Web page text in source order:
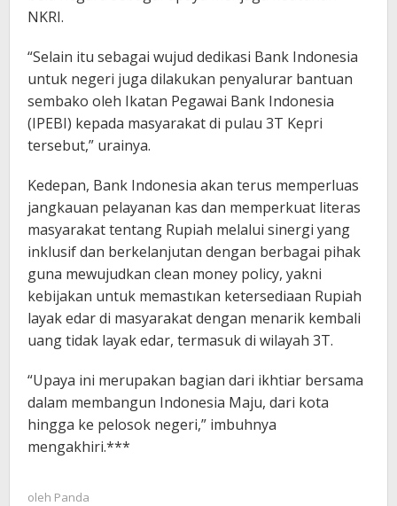
NKRI.
“Selain itu sebagai wujud dedikasi Bank Indonesia
untuk negeri juga dilakukan penyalurar bantuan
sembako oleh Ikatan Pegawai Bank Indonesia
(IPEBI) kepada masyarakat di pulau 3T Kepri
tersebut,” urainya.
Kedepan, Bank Indonesia akan terus memperluas
jangkauan pelayanan kas dan memperkuat literas
masyarakat tentang Rupiah melalui sinergi yang
inklusif dan berkelanjutan dengan berbagai pihak
guna mewujudkan clean money policy, yakni
kebijakan untuk memastıkan ketersediaan Rupiah
layak edar di masyarakat dengan menarik kembali
uang tidak layak edar, termasuk di wilayah 3T.
“Upaya ini merupakan bagian dari ikhtiar bersama
dalam membangun Indonesia Maju, dari kota
hingga ke pelosok negeri,” imbuhnya
mengakhiri.***
oleh Panda